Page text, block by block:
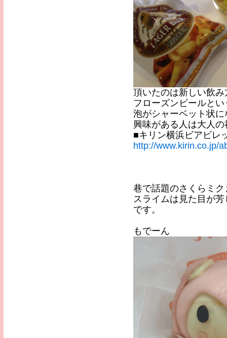
頂いたのは新しい飲
フローズンビールと
泡がシャーベット状
興味がある人は大人
■キリン横浜ビアビレ
http://www.kirin.co.jp/
巷で話題のさくらミ
スライムは見た目が
です。
もでーん